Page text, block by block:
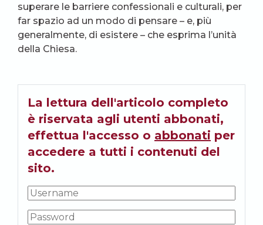
superare le barriere confessionali e culturali, per
far spazio ad un modo di pensare – e, più
generalmente, di esistere – che esprima l’unità
della Chiesa.
La lettura dell'articolo completo
è riservata agli utenti abbonati,
effettua l'accesso o abbonati per
accedere a tutti i contenuti del
sito.